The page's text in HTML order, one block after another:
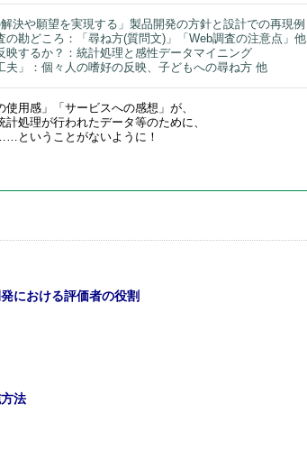
決や願望を実現する」製品開発の方針と設計での再現例
勘どころ：「尋ね方(質問文)」「Web調査の注意点」他
するか？：統計処理と感性データマイニング
」：個々人の嗜好の反映、子どもへの尋ね方 他
用感」「サービスへの感想」が、
処理が行われたデータ等のために、
ということがないように！
における評価者の役割
法